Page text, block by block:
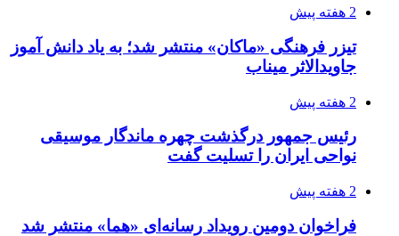
2 هفته پیش
تیزر فرهنگی «ماکان» منتشر شد؛ به یاد دانش آموز
جاویدالاثر میناب
2 هفته پیش
رئیس جمهور درگذشت چهره ماندگار موسیقی
نواحی ایران را تسلیت گفت
2 هفته پیش
فراخوان دومین رویداد رسانه‌ای «هما» منتشر شد